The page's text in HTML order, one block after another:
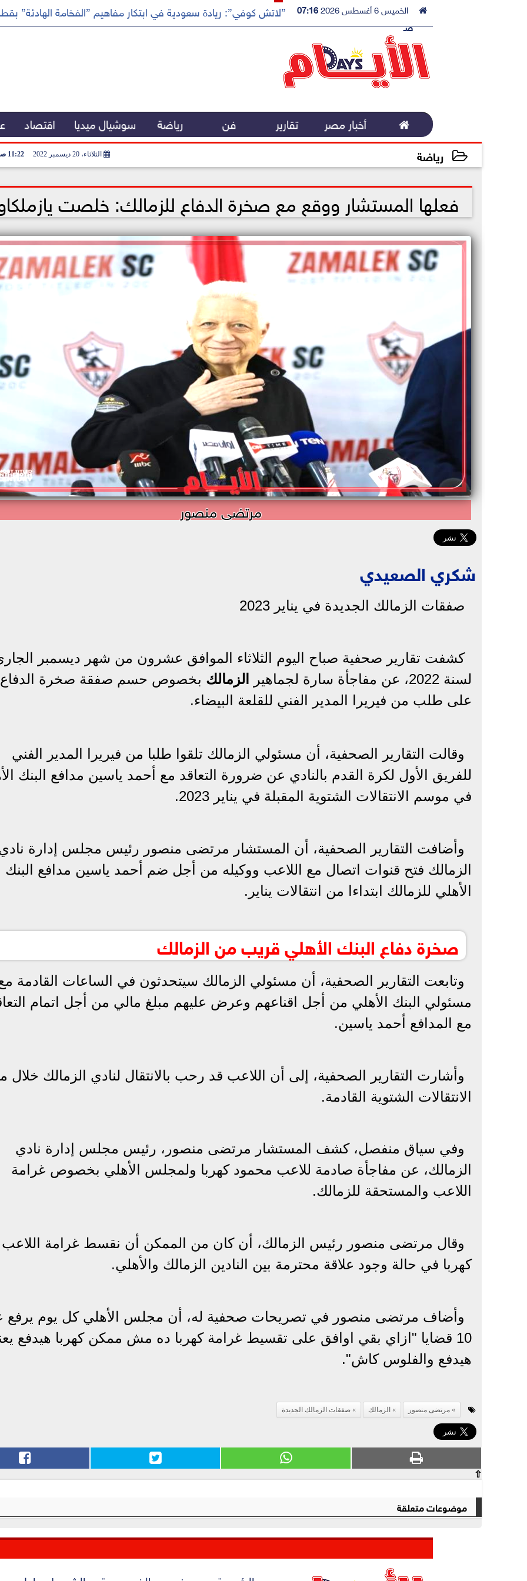
 الخميس 6 أغسطس 2026
07:16
صـ
”لاتش كوفي”: ريادة سعودية في ابتكار مفاهيم ”الفخامة الهادئة”
 أخبار مصر تقارير فن رياضة سوشيال ميديا اقتصاد
رياضة الثلاثاء، 20 ديسمبر 2022 11:22 صـ
فعلها المستشار ووقع مع صخرة الدفاع للزمالك: خلصت
مرتضى منصور
شكري الصعيدي
صفقات الزمالك الجديدة في يناير 2023
كشفت تقارير صحفية صباح اليوم الثلاثاء الموافق عشرون من شهر ديسمبر
لسنة 2022، عن مفاجأة سارة لجماهير
الزمالك بخصوص حسم صفقة صخرة الدفاع
على طلب من فيريرا المدير الفني للقلعة البيضاء.
وقالت التقارير الصحفية، أن مسئولي الزمالك تلقوا طلبا من فيريرا المدير الفني
للفريق الأول لكرة القدم بالنادي عن ضرورة التعاقد مع أحمد ياسين مدافع البنك
في موسم الانتقالات الشتوية المقبلة في يناير 2023.
وأضافت التقارير الصحفية، أن المستشار مرتضى منصور رئيس مجلس إدارة
الزمالك فتح قنوات اتصال مع اللاعب ووكيله من أجل ضم أحمد ياسين مدافع البنك
الأهلي للزمالك ابتداءا من انتقالات يناير.
صخرة دفاع البنك الأهلي قريب من الزمالك
وتابعت التقارير الصحفية، أن مسئولي الزمالك سيتحدثون في الساعات القادمة
مسئولي البنك الأهلي من أجل اقناعهم وعرض عليهم مبلغ مالي من أجل اتمام
مع المدافع أحمد ياسين.
وأشارت التقارير الصحفية، إلى أن اللاعب قد رحب بالانتقال لنادي الزمالك
الانتقالات الشتوية القادمة.
وفي سياق منفصل، كشف المستشار مرتضى منصور، رئيس مجلس إدارة نادي
الزمالك، عن مفاجأة صادمة للاعب محمود كهربا ولمجلس الأهلي بخصوص غرامة
اللاعب والمستحقة للزمالك.
وقال مرتضى منصور رئيس الزمالك، أن كان من الممكن أن نقسط غرامة اللاعب
كهربا في حالة وجود علاقة محترمة بين النادين الزمالك والأهلي.
وأضاف مرتضى منصور في تصريحات صحفية له، أن مجلس الأهلي كل يوم يرفع
10 قضايا "ازاي بقي اوافق على تقسيط غرامة كهربا ده مش ممكن كهربا هيدفع
هيدفع والفلوس كاش".
مرتضى منصور الزمالك صفقات الزمالك الجديدة
⇧
موضوعات متعلقة